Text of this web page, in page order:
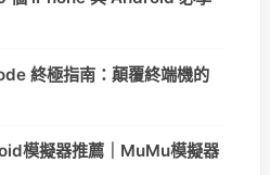
終極指南：顛覆終端機的
模擬器推薦｜MuMu模擬器